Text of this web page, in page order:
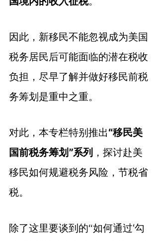
因此，新移民不能忽视成为美国
税务居民后可能面临的潜在税收
负担，尽早了解并做好移民前税
务筹划是重中之重。
对此，本专栏特别推出“移民美
国前税务筹划”系列 ，探讨赴美
移民如何规避税务风险，节税省
税。
除了这里要谈到的“如何通过‘勾